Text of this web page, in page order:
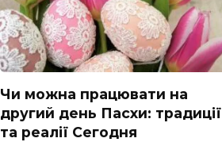
Чи можна працювати на
другий день Пасхи: традиції
та реалії Сегодня